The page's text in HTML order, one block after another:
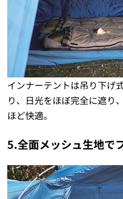
インナーテントは吊り下げ
り、日光をほぼ完全に遮り
ほど快適。
5.全面メッシュ生地で